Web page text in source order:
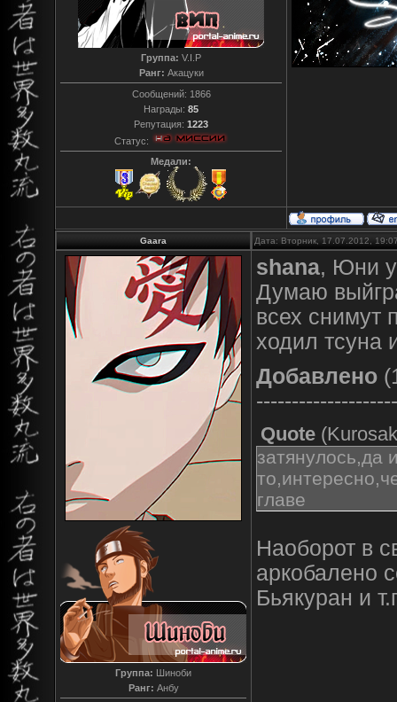
Группа: V.I.P
Ранг: Акацуки
Сообщений: 1866
Награды: 85
Репутация: 1223
Статус:
Медали:
Gaara Дата: Вторник, 17.07.2012,
Группа: Шиноби
Ранг: Анбу
shana, Юни
Думаю
всех снимут
ходил тсуна
Добавлено
Quote (
затянулось,да
главе
Наоборот в
аркобалено
Бьякуран и